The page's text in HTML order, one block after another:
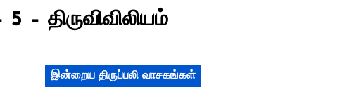
– திருவிவிலியம்
இன்றைய திருப்பலி வாசகங்கள்